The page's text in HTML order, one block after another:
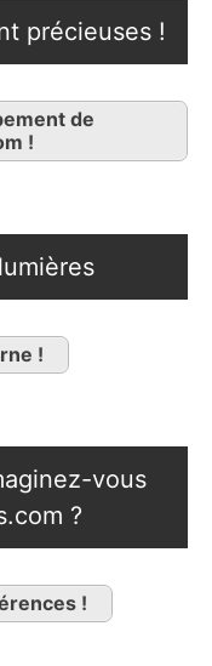
précieuses !
de
!
!
vous
?
!